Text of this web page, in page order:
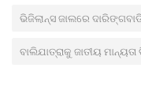
ଭିଜିଲାନ୍ସ ଜାଲରେ
ବାଲିଯାତ୍ରାକୁ ଜାତୀୟ